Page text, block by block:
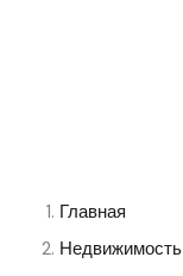
Главная
Недвижимость